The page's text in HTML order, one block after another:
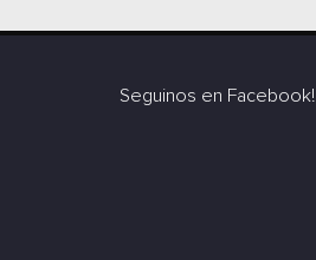
Seguinos en Facebook!